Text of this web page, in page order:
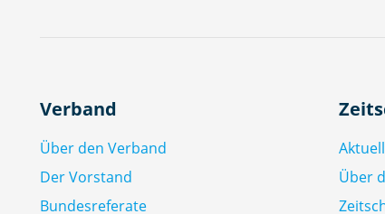
Verband
Über den Verband
Der Vorstand
Bundesreferate
Über